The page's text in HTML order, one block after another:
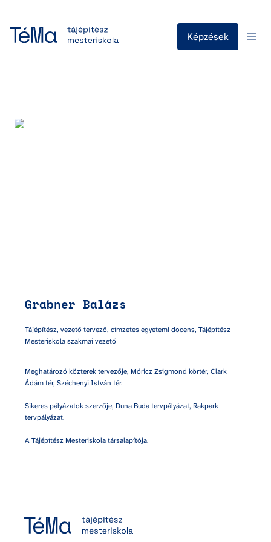
Képzések
Grabner Balázs
Grabner Balázs
Tájépítész, vezető tervező, címzetes egyetemi docens, Tájépítész
Mesteriskola szakmai vezető
Meghatározó közterek tervezője, Móricz Zsigmond körtér, Clark
Ádám tér, Széchenyi István tér.
Sikeres pályázatok szerzője, Duna Buda tervpályázat, Rakpark
tervpályázat.
A Tájépítész Mesteriskola társalapítója.